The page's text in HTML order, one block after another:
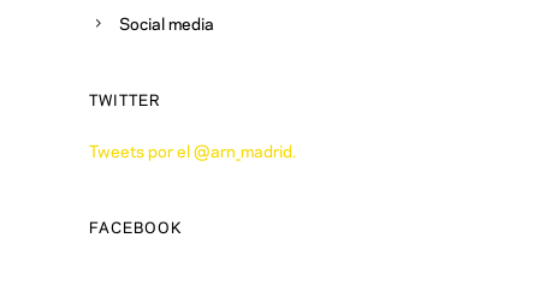
Social media
TWITTER
Tweets por el @arn_madrid.
FACEBOOK